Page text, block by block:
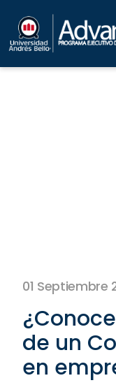
01 Septiembre
de un
en